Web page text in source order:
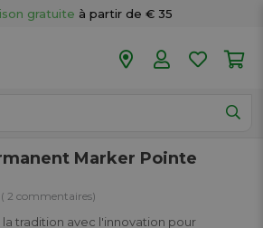
gratuite à partir de € 35
50 magasins
Marker Pointe
( 2 commentaires)
la tradition avec l'innovation pour